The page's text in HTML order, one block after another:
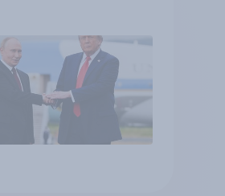
und Bündnisse